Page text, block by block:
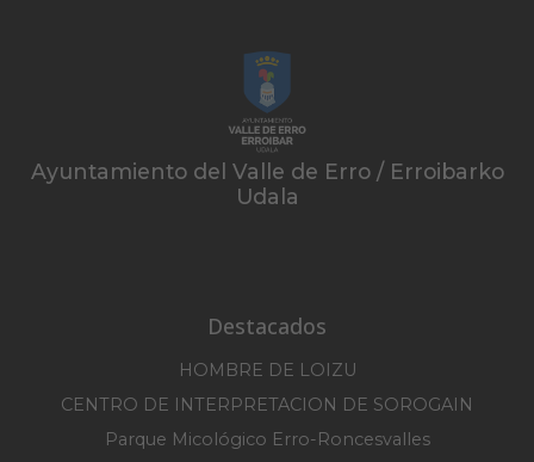
Ayuntamiento del Valle de Erro / Erroibarko
Udala
Destacados
HOMBRE DE LOIZU
CENTRO DE INTERPRETACION DE SOROGAIN
Parque Micológico Erro-Roncesvalles